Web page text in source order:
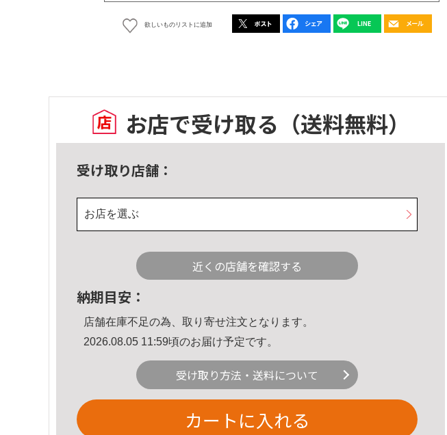
欲しいものリストに追加
お店で受け取る （送料無料）
受け取り店舗：
お店を選ぶ
近くの店舗を確認する
納期目安：
店舗在庫不足の為、取り寄せ注文となります。
2026.08.05 11:59頃のお届け予定です。
受け取り方法・送料について
カートに入れる